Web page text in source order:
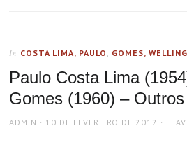
In COSTA LIMA, PAULO GOMES,
Paulo Costa Lima
Gomes (1960) –
AUTHOR
ADMIN
POSTED
10 DE FEVEREIRO DE 2012